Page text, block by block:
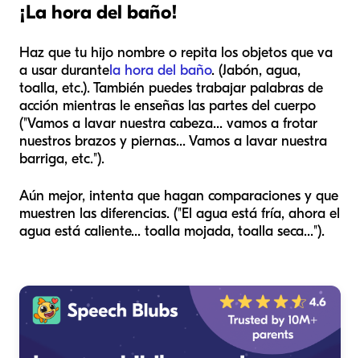
¡La hora del baño!
Haz que tu hijo nombre o repita los objetos que va
a usar durantela hora del baño. (Jabón, agua,
toalla, etc.). También puedes trabajar palabras de
acción mientras le enseñas las partes del cuerpo
("Vamos a lavar nuestra cabeza... vamos a frotar
nuestros brazos y piernas... Vamos a lavar nuestra
barriga, etc.").
Aún mejor, intenta que hagan comparaciones y que
muestren las diferencias. ("El agua está fría, ahora el
agua está caliente... toalla mojada, toalla seca...").